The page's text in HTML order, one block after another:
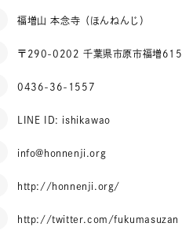
福増山 本念寺（ほんねんじ）
〒290-0202 千葉県市原市福増615
0436-36-1557
LINE ID: ishikawao
info@honnenji.org
http://honnenji.org/
http://twitter.com/fukumasuzan